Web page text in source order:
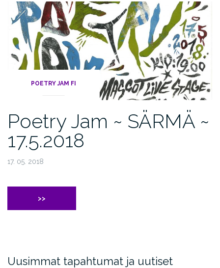
POETRY JAM FI
Poetry Jam ~ SÄRMÄ ~
17.5.2018
17. 05. 2018
>>
Uusimmat tapahtumat ja uutiset